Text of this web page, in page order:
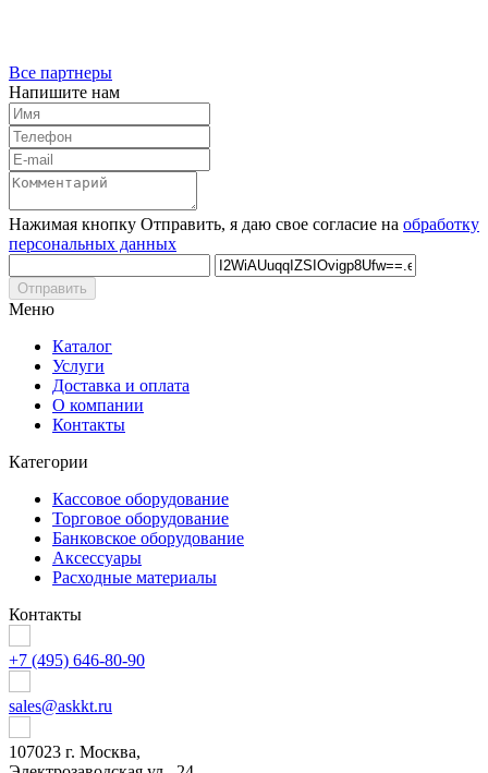
Все партнеры
Напишите нам
Нажимая кнопку Отправить, я даю свое согласие на обработку
персональных данных
Отправить
Меню
Каталог
Услуги
Доставка и оплата
О компании
Контакты
Категории
Кассовое оборудование
Торговое оборудование
Банковское оборудование
Аксессуары
Расходные материалы
Контакты
+7 (495) 646-80-90
sales@askkt.ru
107023 г. Москва,